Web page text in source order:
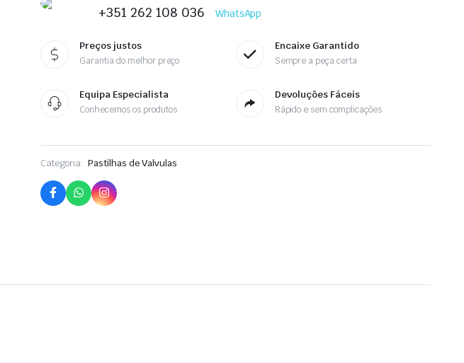
quantity
+351 262 108 036 WhatsApp
Preços justos
Garantia do melhor preço
Encaixe Garantido
Sempre a peça certa
Equipa Especialista
Conhecemos os produtos
Devoluções Fáceis
Rápido e sem complicações
Categoria: Pastilhas de Valvulas